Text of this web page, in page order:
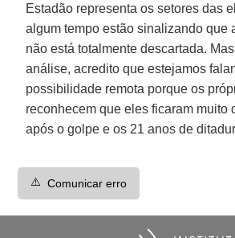
Estadão representa os setores das
algum tempo estão sinalizando que
não está totalmente descartada.
análise, acredito que estejamos
possibilidade remota porque os
reconhecem que eles ficaram muito
após o golpe e os 21 anos de
⚠️ Comunicar erro